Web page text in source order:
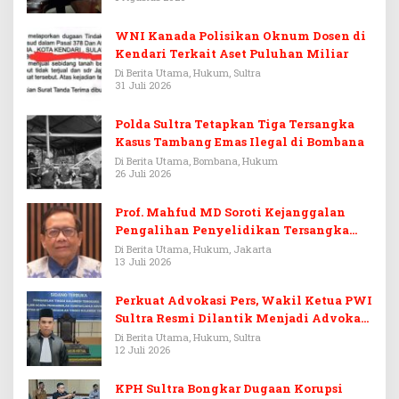
WNI Kanada Polisikan Oknum Dosen di
Kendari Terkait Aset Puluhan Miliar
Di Berita Utama, Hukum, Sultra
31 Juli 2026
Polda Sultra Tetapkan Tiga Tersangka
Kasus Tambang Emas Ilegal di Bombana
Di Berita Utama, Bombana, Hukum
26 Juli 2026
Prof. Mahfud MD Soroti Kejanggalan
Pengalihan Penyelidikan Tersangka
Febrie Adriansyah
Di Berita Utama, Hukum, Jakarta
13 Juli 2026
Perkuat Advokasi Pers, Wakil Ketua PWI
Sultra Resmi Dilantik Menjadi Advokat
PERADI
Di Berita Utama, Hukum, Sultra
12 Juli 2026
KPH Sultra Bongkar Dugaan Korupsi